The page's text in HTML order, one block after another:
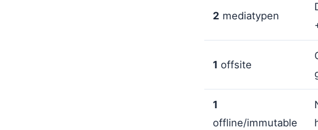
2 mediatypen
1 offsite
1
offline/immutable